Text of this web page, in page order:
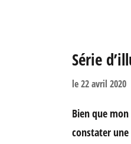
Série
le22 avril 2020
Bien que
constater